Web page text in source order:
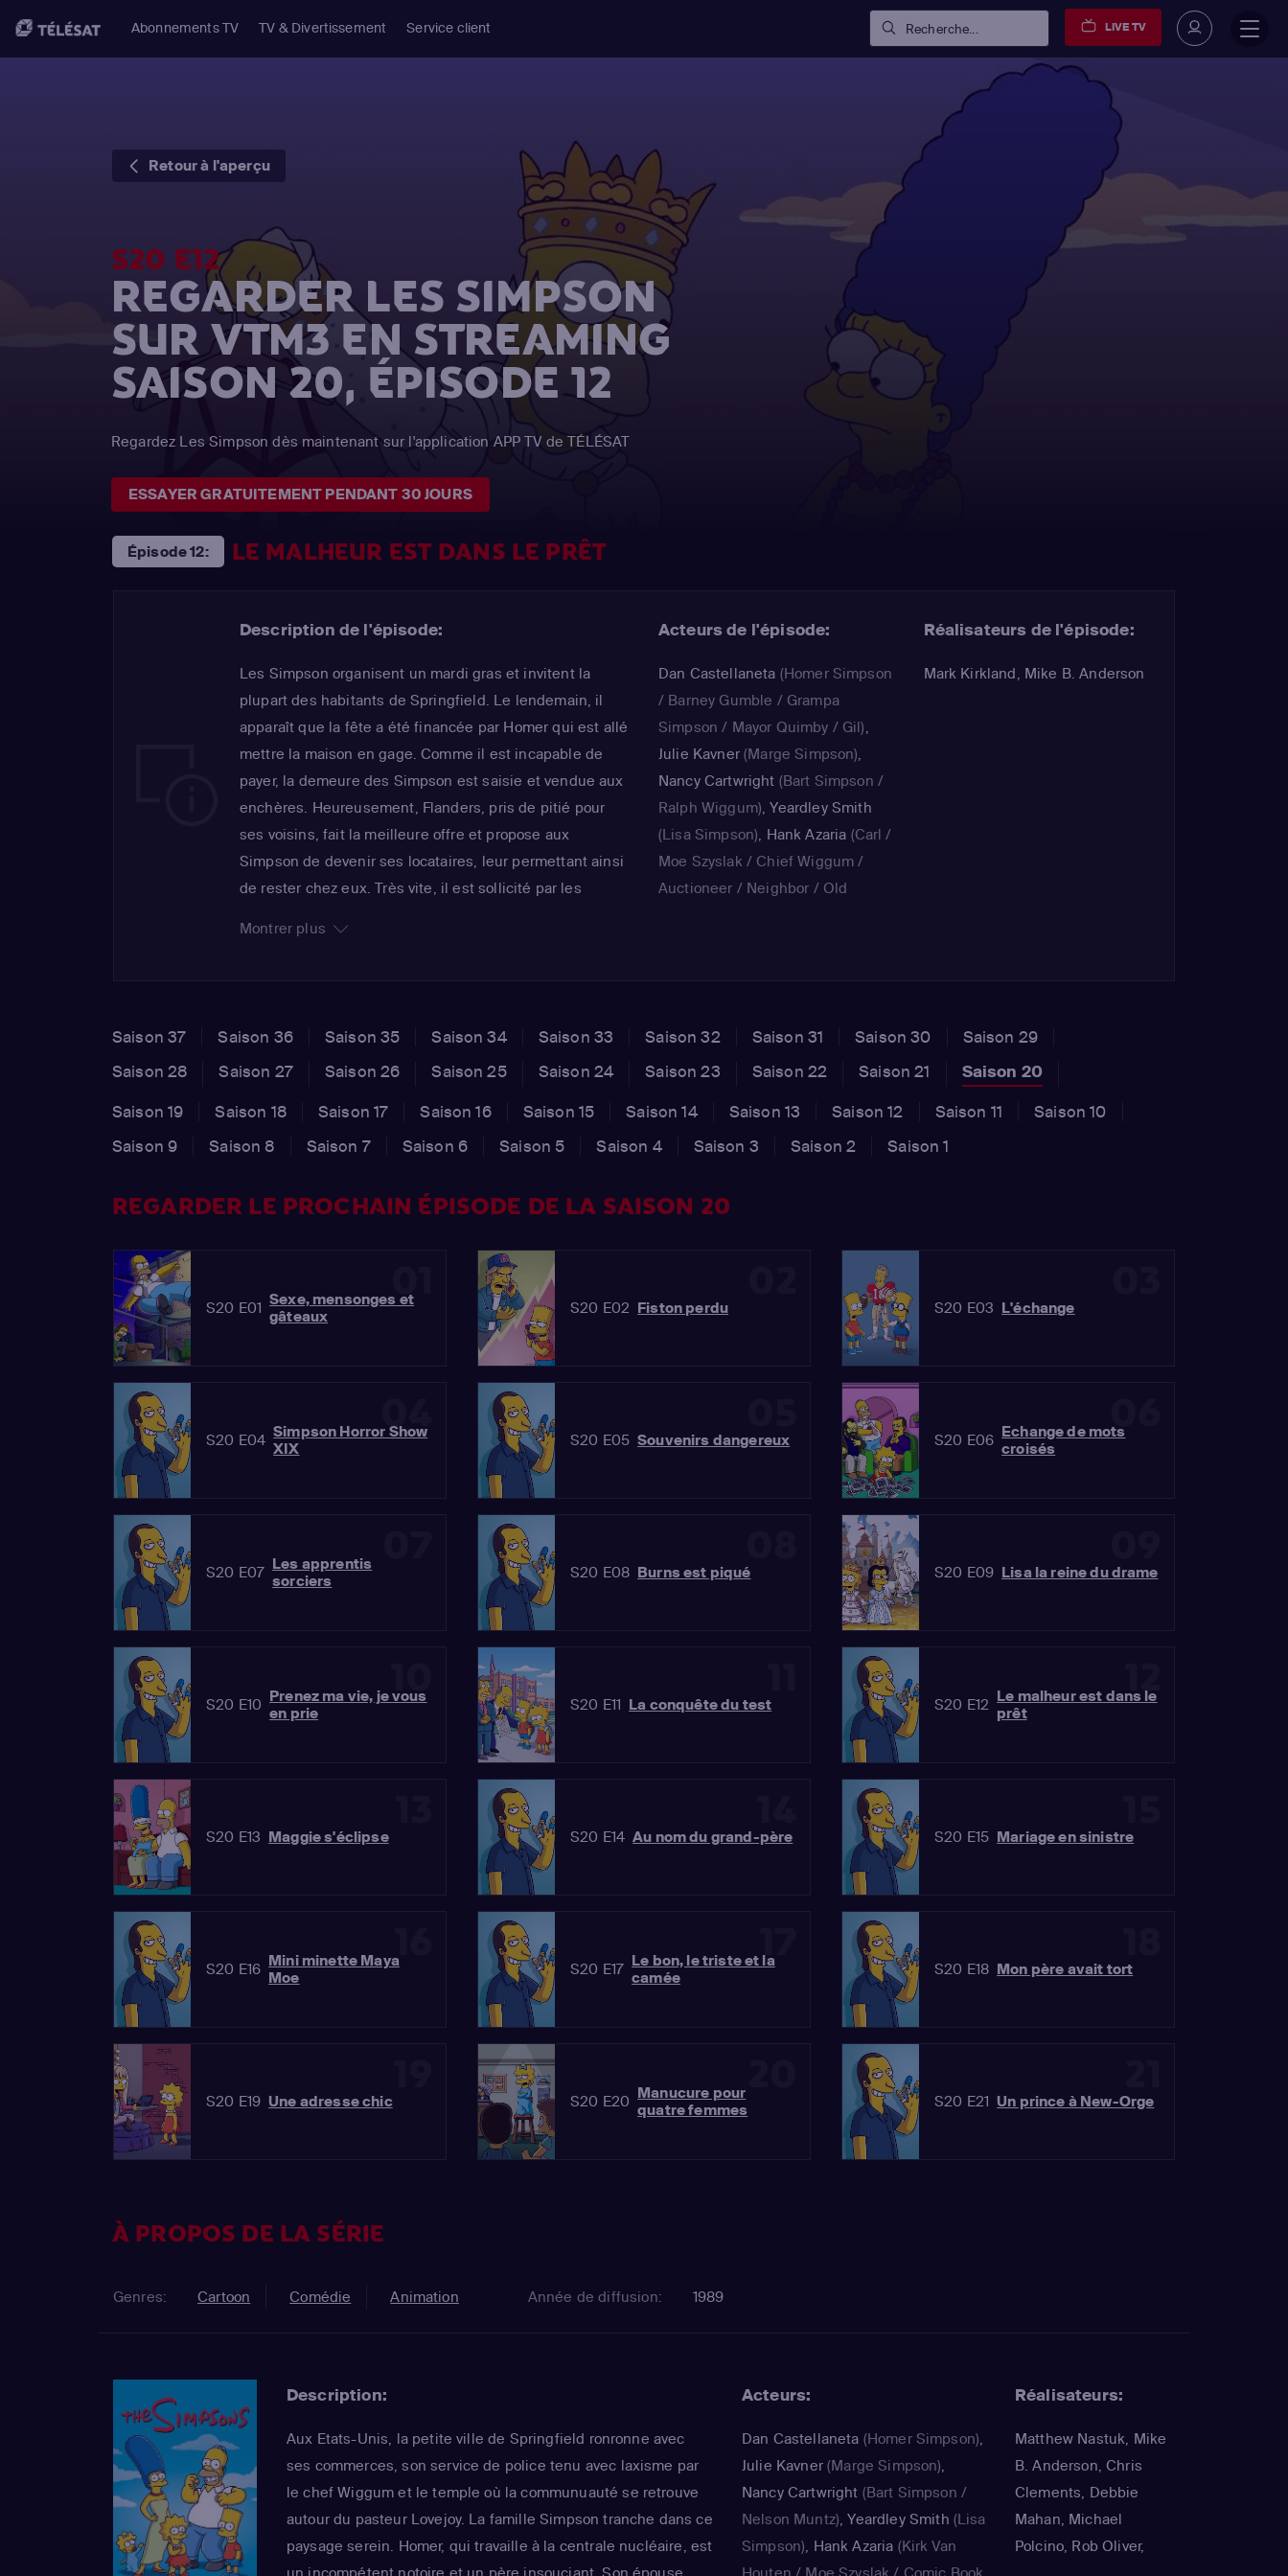
Abonnements TV TV & Divertissement Service client Recherche... LIVE TV
Retour à l'aperçu
S20 E12
REGARDER LES SIMPSON
SUR VTM3 EN STREAMING
SAISON 20, ÉPISODE 12
Regardez Les Simpson dès maintenant sur l'application APP TV de TÉLÉSAT
ESSAYER GRATUITEMENT PENDANT 30 JOURS
Épisode 12: LE MALHEUR EST DANS LE PRÊT
Description de l'épisode:
Les Simpson organisent un mardi gras et invitent la
plupart des habitants de Springfield. Le lendemain, il
apparaît que la fête a été financée par Homer qui est allé
mettre la maison en gage. Comme il est incapable de
payer, la demeure des Simpson est saisie et vendue aux
enchères. Heureusement, Flanders, pris de pitié pour
ses voisins, fait la meilleure offre et propose aux
Simpson de devenir ses locataires, leur permettant ainsi
de rester chez eux. Très vite, il est sollicité par les
regretter son geste. Homer se montre particulièrement
Montrer plus
Acteurs de l'épisode:
Dan Castellaneta (Homer Simpson
/ Barney Gumble / Grampa
Simpson / Mayor Quimby / Gil),
Julie Kavner(Marge Simpson),
Nancy Cartwright (Bart Simpson /
Ralph Wiggum),Yeardley Smith
(Lisa Simpson), Hank Azaria (Carl /
Moe Szyslak / Chief Wiggum /
Auctioneer / Neighbor / Old
Réalisateurs de l'épisode:
Mark Kirkland, Mike B. Anderson
Saison 37 Saison 36 Saison 35 Saison 34 Saison 33 Saison 32 Saison 31 Saison 30
Saison 29
Saison 28
Saison 27 Saison 26 Saison 25 Saison 24 Saison 23 Saison 22 Saison 21
Saison 20
Saison 19
Saison 18 Saison 17 Saison 16 Saison 15 Saison 14 Saison 13 Saison 12 Saison 11
Saison 10
Saison 9
Saison 8 Saison 7 Saison 6 Saison 5 Saison 4 Saison 3 Saison 2 Saison 1
REGARDER LE PROCHAIN ÉPISODE DE LA SAISON 20
01
S20 E01 Sexe, mensonges et
gâteaux
S20 E02 Fiston perdu S20 E03 L'échange
04
S20 E04 Simpson Horror Show
XIX
S20 E05 Souvenirs dangereux
06
S20 E06 Echange de mots
croisés
S20 E07 Les apprentis
sorciers
S20 E08 Burns est piqué S20 E09 Lisa la reine du drame
S20 E10 Prenez ma vie, je vous
en prie
S20 E11 La conquête du test
12
S20 E12 Le malheur est dans le
prêt
S20 E13 Maggie s'éclipse S20 E14 Au nom du grand-père S20 E15 Mariage en sinistre
S20 E16 Mini minette Maya
Moe
17
S20 E17 Le bon, le triste et la
camée
S20 E18 Mon père avait tort
S20 E19 Une adresse chic S20 E20 Manucure pour
quatre femmes
S20 E21 Un prince à New-Orge
À PROPOS DE LA SÉRIE
Genres: Cartoon Comédie Animation Année de diffusion: 1989
Description:
Aux Etats-Unis, la petite ville de Springfield ronronne avec
ses commerces, son service de police tenu avec laxisme par
le chef Wiggum et le temple où la communuauté se retrouve
autour du pasteur Lovejoy. La famille Simpson tranche dans ce
paysage serein. Homer, qui travaille à la centrale nucléaire, est
Acteurs:
Dan Castellaneta (Homer Simpson),
Julie Kavner(Marge Simpson),
Nancy Cartwright (Bart Simpson /
Nelson Muntz),Yeardley Smith (Lisa
Simpson), Hank Azaria (Kirk Van
Réalisateurs:
Matthew Nastuk, Mike
B. Anderson, Chris
Clements, Debbie
Mahan, Michael
Polcino, Rob Oliver,